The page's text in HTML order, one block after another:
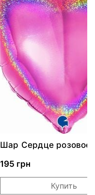
Шар Сердце розовое
195 грн
Купить